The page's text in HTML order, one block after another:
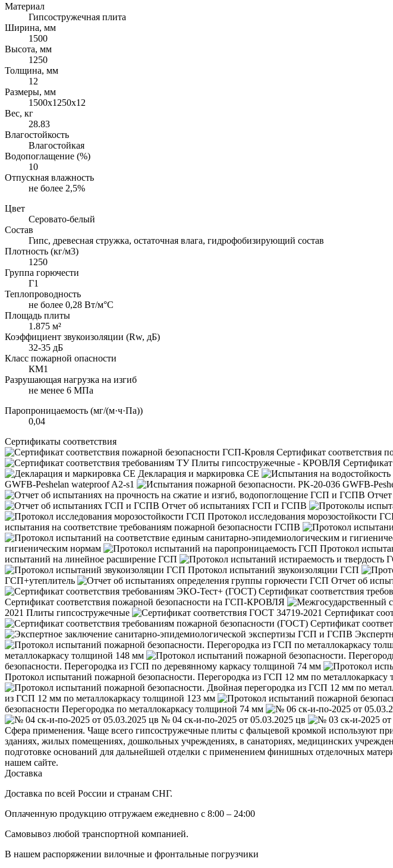
Материал
Гипсостружечная плита
Ширина, мм
1500
Высота, мм
1250
Толщина, мм
12
Размеры, мм
1500х1250х12
Вес, кг
28.83
Влагостойкость
Влагостойкая
Водопоглащение (%)
10
Отпускная влажность
не более 2,5%
Цвет
Серовато-белый
Состав
Гипс, древесная стружка, остаточная влага, гидрофобизирующий состав
Плотность (кг/м3)
1250
Группа горючести
Г1
Теплопроводность
не более 0,28 Вт/м°С
Площадь плиты
1.875 м²
Коэффициент звукоизоляции (Rw, дБ)
32-35 дБ
Класс пожарной опасности
КМ1
Разрушающая нагрузка на изгиб
не менее 6 МПа
Паропроницаемость (мг/(м·ч·Па))
0,04
Сертификаты соответствия
Сертификат соответствия
Декларация и маркировка CE
GWFB-Peshelan wateproof A2-s1
Отчет об испытаниях ГСП и ГСПВ
Протокол исследования морозостойкости
испытания на соответствие требованиям пожарной безопасности ГСПВ
гигиеническим нормам
Протокол
испытаний на линейное расширение ГСП
Протокол испытаний звукоизоляции ГСП
ГСП+утеплитель
Отчет об
Сертификат соответствия
Сертификат соответствия пожарной безопасности на ГСП-КРОВЛЯ
2021 Плиты гипсостружечные
Сертификат
Сертификат
металлокаркасу толщиной 148 мм
безопасности. Перегородка из ГСП по деревянному каркасу толщиной 74 мм
Протокол испытаний пожарной безопасности. Перегородка из ГСП 12 мм по
из ГСП 12 мм по металлокаркасу толщиной 123 мм
безопасности Перегородка по металлокаркасу толщиной 74 мм
№ 04 ск-и-по-2025 от 05.03.2025 цв
Сфера применения. Чаще всего гипсостружечные плиты с фальцевой кромкой используют
зданиях, жилых помещениях, дошкольных учреждениях, в санаториях, медицинских
подготовке оснований для дальнейшей отделки с применением финишных отделочных
нашем сайте.
Доставка
Доставка по всей России и странам СНГ.
Оплаченную продукцию отгружаем ежедневно с 8:00 – 24:00
Самовывоз любой транспортной компанией.
В нашем распоряжении вилочные и фронтальные погрузчики